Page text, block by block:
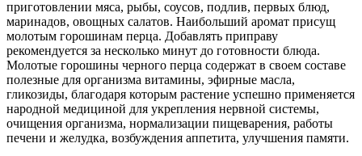
приготовлении мяса, рыбы, соусов, подлив, первых блюд,
маринадов, овощных салатов. Наибольший аромат присущ
молотым горошинам перца. Добавлять приправу
рекомендуется за несколько минут до готовности блюда.
Молотые горошины черного перца содержат в своем составе
полезные для организма витамины, эфирные масла,
гликозиды, благодаря которым растение успешно применяется
народной медициной для укрепления нервной системы,
очищения организма, нормализации пищеварения, работы
печени и желудка, возбуждения аппетита, улучшения памяти.